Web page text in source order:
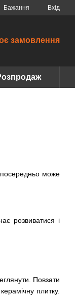
Бажання Вхід
замовлення
може
розвиватися і
Повзати
плитку.